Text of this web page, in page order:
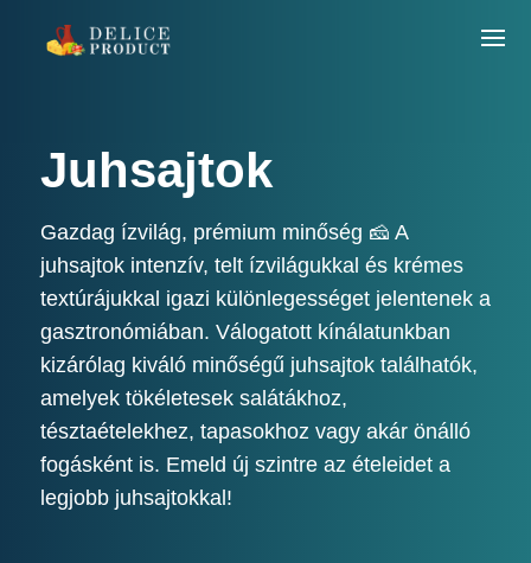
Juhsajtok
Gazdag ízvilág, prémium minőség 🧀 A
juhsajtok intenzív, telt ízvilágukkal és krémes
textúrájukkal igazi különlegességet jelentenek a
gasztronómiában. Válogatott kínálatunkban
kizárólag kiváló minőségű juhsajtok találhatók,
amelyek tökéletesek salátákhoz,
tésztaételekhez, tapasokhoz vagy akár önálló
fogásként is. Emeld új szintre az ételeidet a
legjobb juhsajtokkal!